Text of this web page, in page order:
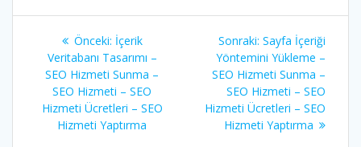
Yazı
gezinmesi
Önceki: Önceki
yazı:
İçerik
Veritabanı Tasarımı –
SEO Hizmeti Sunma –
SEO Hizmeti – SEO
Hizmeti Ücretleri – SEO
Hizmeti Yaptırma
Sonraki: Sonraki
yazı:
Sayfa İçeriği
Yöntemini Yükleme –
SEO Hizmeti Sunma –
SEO Hizmeti – SEO
Hizmeti Ücretleri – SEO
Hizmeti Yaptırma